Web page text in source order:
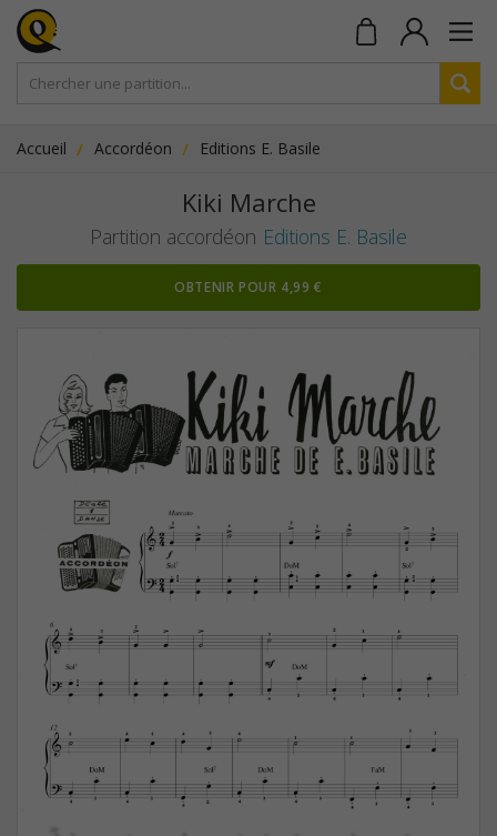
Accueil Accordéon Editions E. Basile
Kiki Marche
Partition accordéon Editions E. Basile
OBTENIR POUR 4,99 €